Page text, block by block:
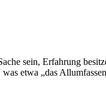
sein, Erfahrung
etwa „das